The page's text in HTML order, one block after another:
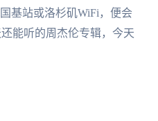
基站或洛杉矶WiFi，便会
能听的周杰伦专辑，今天